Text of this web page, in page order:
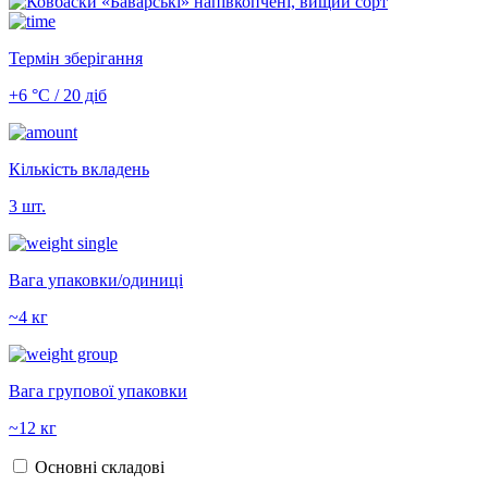
Термін зберігання
+6 °С / 20 діб
Кількість вкладень
3 шт.
Вага упаковки/одиниці
~4 кг
Вага групової упаковки
~12 кг
Основні складові